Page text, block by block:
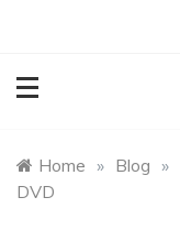
Home » Blog »
DVD